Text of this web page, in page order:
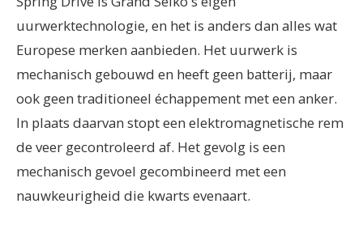
uurwerktechnologie, en het is anders dan alles wat
Europese merken aanbieden. Het uurwerk is
mechanisch gebouwd en heeft geen batterij, maar
ook geen traditioneel échappement met een anker.
In plaats daarvan stopt een elektromagnetische rem
de veer gecontroleerd af. Het gevolg is een
mechanisch gevoel gecombineerd met een
nauwkeurigheid die kwarts evenaart.